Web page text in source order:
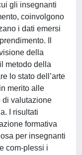
gli insegnanti
coinvolgono
i dati emersi
Il
della
metodo della
lo stato dell’arte
merito alle
di valutazione
I risultati
formativa
per insegnanti
com-plessi i